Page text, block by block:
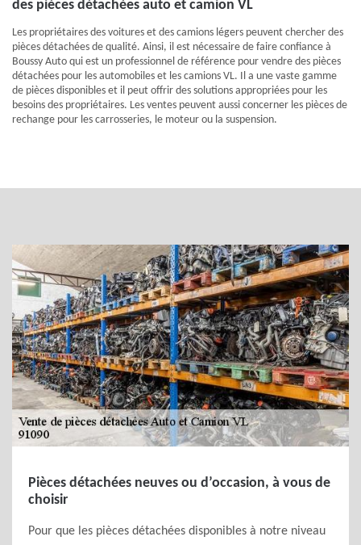
des pièces détachées auto et camion VL
Les propriétaires des voitures et des camions légers peuvent chercher des
pièces détachées de qualité. Ainsi, il est nécessaire de faire confiance à
Boussy Auto qui est un professionnel de référence pour vendre des pièces
détachées pour les automobiles et les camions VL. Il a une vaste gamme
de pièces disponibles et il peut offrir des solutions appropriées pour les
besoins des propriétaires. Les ventes peuvent aussi concerner les pièces de
rechange pour les carrosseries, le moteur ou la suspension.
Pièces détachées neuves ou d’occasion, à vous de
choisir
Pour que les pièces détachées disponibles à notre niveau